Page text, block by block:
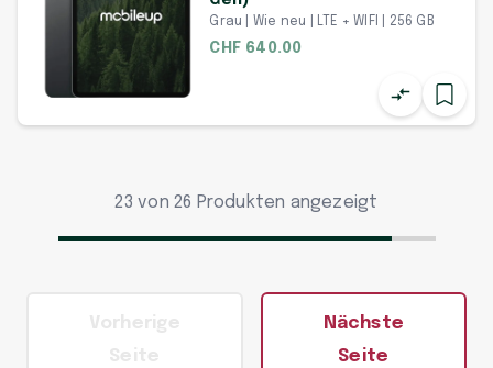
Grau | Wie neu | LTE + WIFI | 256 GB
CHF 640.00
23 von 26 Produkten angezeigt
Nächste
Seite